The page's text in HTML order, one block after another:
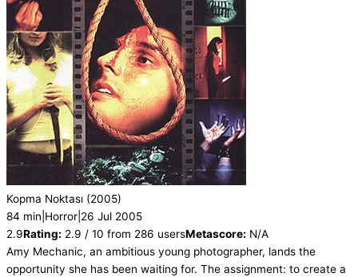
Kopma Noktası (2005)
84 min Horror 26 Jul 2005
2.9Rating: 2.9 / 10 from 286 usersMetascore: N/A
Amy Mechanic, an ambitious young photographer, lands the
opportunity she has been waiting for. The assignment: to create a